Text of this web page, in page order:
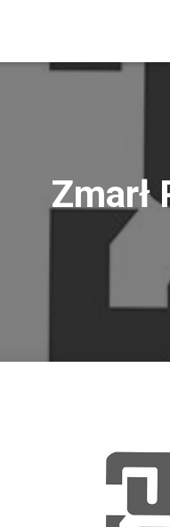
Zmarł